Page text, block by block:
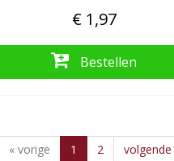
€ 1,97
Bestellen
« vorige 1 2 volgende